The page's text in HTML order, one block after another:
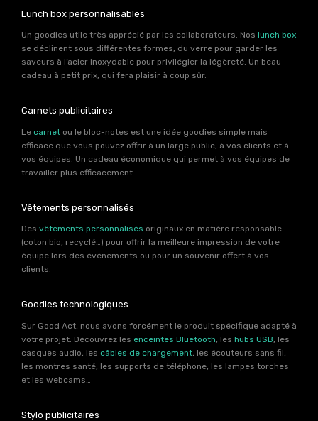
Lunch box personnalisables
Un goodies utile très apprécié par les collaborateurs. Nos lunch box
se déclinent sous différentes formes, du verre pour garder les
saveurs à l’acier inoxydable pour privilégier la légèreté. Un beau
cadeau à petit prix, qui fera plaisir à coup sûr.
Carnets publicitaires
Le carnet ou le bloc-notes est une idée goodies simple mais
efficace que vous pouvez offrir à un large public, à vos clients et à
vos équipes. Un cadeau économique qui permet à vos équipes de
travailler plus efficacement.
Vêtements personnalisés
Des vêtements personnalisés originaux en matière responsable
(coton bio, recyclé…) pour offrir la meilleure impression de votre
équipe lors des événements ou pour un souvenir offert à vos
clients.
Goodies technologiques
Sur Good Act, nous avons forcément le produit spécifique adapté à
votre projet. Découvrez les enceintes Bluetooth , les hubs USB , les
casques audio, les câbles de chargement , les écouteurs sans fil,
les montres santé, les supports de téléphone, les lampes torches
et les webcams…
Stylo publicitaires